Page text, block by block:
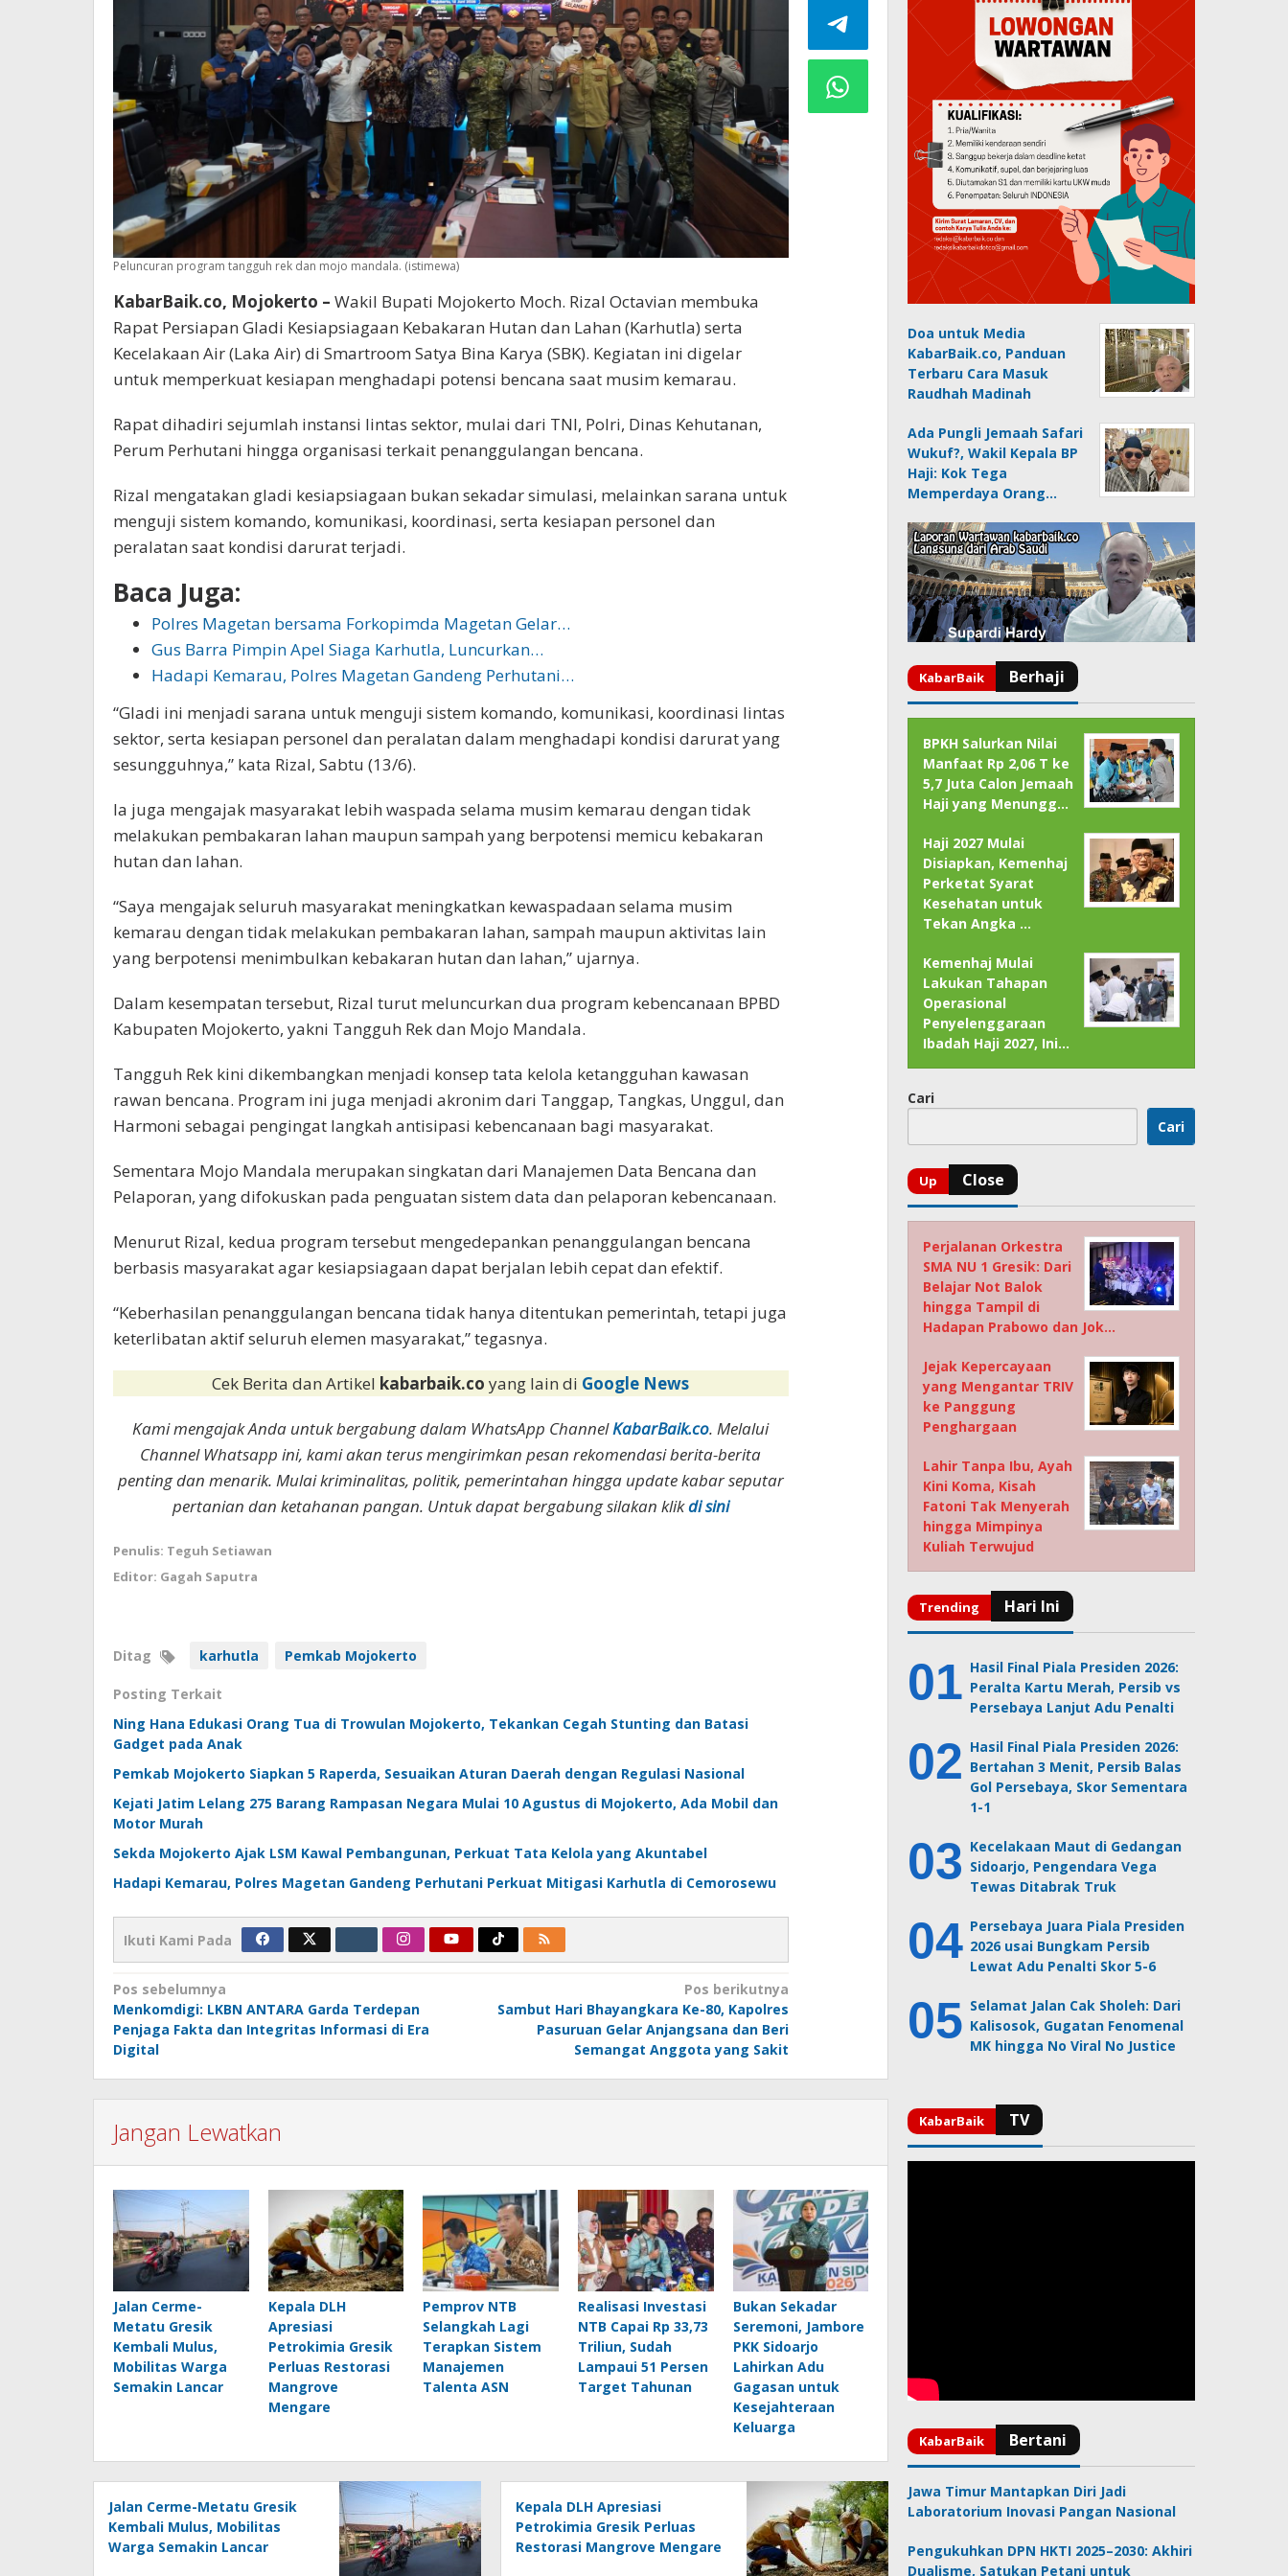
Peluncuran program tangguh rek dan mojo mandala. (istimewa)
KabarBaik.co, Mojokerto – Wakil Bupati Mojokerto Moch. Rizal Octavian membuka
Rapat Persiapan Gladi Kesiapsiagaan Kebakaran Hutan dan Lahan (Karhutla) serta
Kecelakaan Air (Laka Air) di Smartroom Satya Bina Karya (SBK). Kegiatan ini digelar
untuk memperkuat kesiapan menghadapi potensi bencana saat musim kemarau.
Rapat dihadiri sejumlah instansi lintas sektor, mulai dari TNI, Polri, Dinas Kehutanan,
Perum Perhutani hingga organisasi terkait penanggulangan bencana.
Rizal mengatakan gladi kesiapsiagaan bukan sekadar simulasi, melainkan sarana untuk
menguji sistem komando, komunikasi, koordinasi, serta kesiapan personel dan
peralatan saat kondisi darurat terjadi.
Baca Juga:
Polres Magetan bersama Forkopimda Magetan Gelar…
Gus Barra Pimpin Apel Siaga Karhutla, Luncurkan…
Hadapi Kemarau, Polres Magetan Gandeng Perhutani…
“Gladi ini menjadi sarana untuk menguji sistem komando, komunikasi, koordinasi lintas
sektor, serta kesiapan personel dan peralatan dalam menghadapi kondisi darurat yang
sesungguhnya,” kata Rizal, Sabtu (13/6).
Ia juga mengajak masyarakat lebih waspada selama musim kemarau dengan tidak
melakukan pembakaran lahan maupun sampah yang berpotensi memicu kebakaran
hutan dan lahan.
“Saya mengajak seluruh masyarakat meningkatkan kewaspadaan selama musim
kemarau dengan tidak melakukan pembakaran lahan, sampah maupun aktivitas lain
yang berpotensi menimbulkan kebakaran hutan dan lahan,” ujarnya.
Dalam kesempatan tersebut, Rizal turut meluncurkan dua program kebencanaan BPBD
Kabupaten Mojokerto, yakni Tangguh Rek dan Mojo Mandala.
Tangguh Rek kini dikembangkan menjadi konsep tata kelola ketangguhan kawasan
rawan bencana. Program ini juga menjadi akronim dari Tanggap, Tangkas, Unggul, dan
Harmoni sebagai pengingat langkah antisipasi kebencanaan bagi masyarakat.
Sementara Mojo Mandala merupakan singkatan dari Manajemen Data Bencana dan
Pelaporan, yang difokuskan pada penguatan sistem data dan pelaporan kebencanaan.
Menurut Rizal, kedua program tersebut mengedepankan penanggulangan bencana
berbasis masyarakat agar kesiapsiagaan dapat berjalan lebih cepat dan efektif.
“Keberhasilan penanggulangan bencana tidak hanya ditentukan pemerintah, tetapi juga
keterlibatan aktif seluruh elemen masyarakat,” tegasnya.
Cek Berita dan Artikel kabarbaik.coyang lain di Google News
Kami mengajak Anda untuk bergabung dalam WhatsApp ChannelKabarBaik.co. Melalui
Channel Whatsapp ini, kami akan terus mengirimkan pesan rekomendasi berita-berita
penting dan menarik. Mulai kriminalitas, politik, pemerintahan hingga update kabar seputar
pertanian dan ketahanan pangan. Untuk dapat bergabung silakan klikdi sini
Penulis: Teguh Setiawan
Editor: Gagah Saputra
Ditag karhutla Pemkab Mojokerto
Posting Terkait
Ning Hana Edukasi Orang Tua di Trowulan Mojokerto, Tekankan Cegah Stunting dan Batasi
Gadget pada Anak
Pemkab Mojokerto Siapkan 5 Raperda, Sesuaikan Aturan Daerah dengan Regulasi Nasional
Kejati Jatim Lelang 275 Barang Rampasan Negara Mulai 10 Agustus di Mojokerto, Ada Mobil dan
Motor Murah
Sekda Mojokerto Ajak LSM Kawal Pembangunan, Perkuat Tata Kelola yang Akuntabel
Hadapi Kemarau, Polres Magetan Gandeng Perhutani Perkuat Mitigasi Karhutla di Cemorosewu
Ikuti Kami Pada
Navigasi
pos
Pos sebelumnya
Menkomdigi: LKBN ANTARA Garda Terdepan
Penjaga Fakta dan Integritas Informasi di Era
Digital
Pos berikutnya
Sambut Hari Bhayangkara Ke-80, Kapolres
Pasuruan Gelar Anjangsana dan Beri
Semangat Anggota yang Sakit
Jangan Lewatkan
Jalan Cerme-
Metatu Gresik
Kembali Mulus,
Mobilitas Warga
Semakin Lancar
Kepala DLH
Apresiasi
Petrokimia Gresik
Perluas Restorasi
Mangrove
Mengare
Pemprov NTB
Selangkah Lagi
Terapkan Sistem
Manajemen
Talenta ASN
Realisasi Investasi
NTB Capai Rp 33,73
Triliun, Sudah
Lampaui 51 Persen
Target Tahunan
Bukan Sekadar
Seremoni, Jambore
PKK Sidoarjo
Lahirkan Adu
Gagasan untuk
Kesejahteraan
Keluarga
Jalan Cerme-Metatu Gresik
Kembali Mulus, Mobilitas
Warga Semakin Lancar
Kepala DLH Apresiasi
Petrokimia Gresik Perluas
Restorasi Mangrove Mengare
Doa untuk Media
KabarBaik.co, Panduan
Terbaru Cara Masuk
Raudhah Madinah
Ada Pungli Jemaah Safari
Wukuf?, Wakil Kepala BP
Haji: Kok Tega
Memperdaya Orang…
BPKH Salurkan Nilai
Manfaat Rp 2,06 T ke
5,7 Juta Calon Jemaah
Haji yang Menungg…
Haji 2027 Mulai
Disiapkan, Kemenhaj
Perketat Syarat
Kesehatan untuk
Tekan Angka …
Kemenhaj Mulai
Lakukan Tahapan
Operasional
Penyelenggaraan
Ibadah Haji 2027, Ini…
Cari
Cari
Perjalanan Orkestra
SMA NU 1 Gresik: Dari
Belajar Not Balok
hingga Tampil di
Hadapan Prabowo dan Jok…
Jejak Kepercayaan
yang Mengantar TRIV
ke Panggung
Penghargaan
Lahir Tanpa Ibu, Ayah
Kini Koma, Kisah
Fatoni Tak Menyerah
hingga Mimpinya
Kuliah Terwujud
Hasil Final Piala Presiden 2026:
Peralta Kartu Merah, Persib vs
Persebaya Lanjut Adu Penalti
Hasil Final Piala Presiden 2026:
Bertahan 3 Menit, Persib Balas
Gol Persebaya, Skor Sementara
1-1
Kecelakaan Maut di Gedangan
Sidoarjo, Pengendara Vega
Tewas Ditabrak Truk
Persebaya Juara Piala Presiden
2026 usai Bungkam Persib
Lewat Adu Penalti Skor 5-6
Selamat Jalan Cak Sholeh: Dari
Kalisosok, Gugatan Fenomenal
MK hingga No Viral No Justice
Jawa Timur Mantapkan Diri Jadi
Laboratorium Inovasi Pangan Nasional
Pengukuhkan DPN HKTI 2025–2030: Akhiri
Dualisme, Satukan Petani untuk